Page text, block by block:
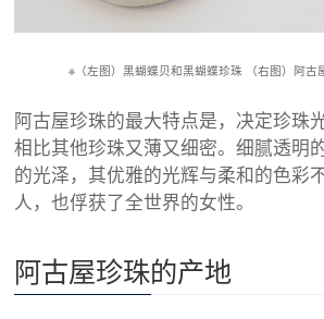
※（左图）黑蝴蝶贝和黑蝴蝶珍珠 （右图）阿古
阿古屋珍珠的最大特点是，决定珍珠
相比其他珍珠又薄又细密。细腻透明
的光泽，其优雅的光辉与柔和的色彩
人，也俘获了全世界的女性。
阿古屋珍珠的产地